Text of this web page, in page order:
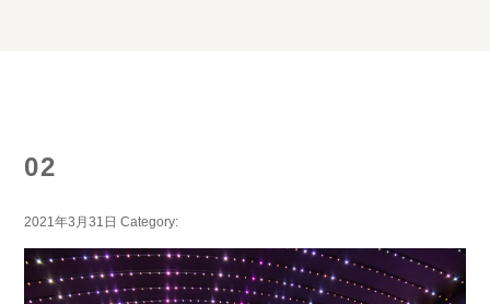
02
2021年3月31日 Category: